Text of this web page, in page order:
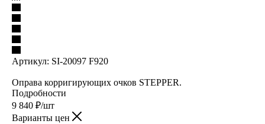
Артикул: SI-20097 F920
Оправа корригирующих очков STEPPER.
Подробности
9 840 ₽/шт
Варианты цен